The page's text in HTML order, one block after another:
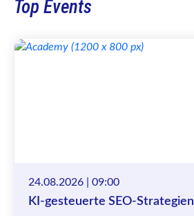
Top Events
24.08.2026 | 09:00
KI-gesteuerte SEO-Strategien